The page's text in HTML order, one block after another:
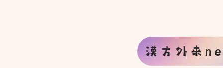
漢方外来